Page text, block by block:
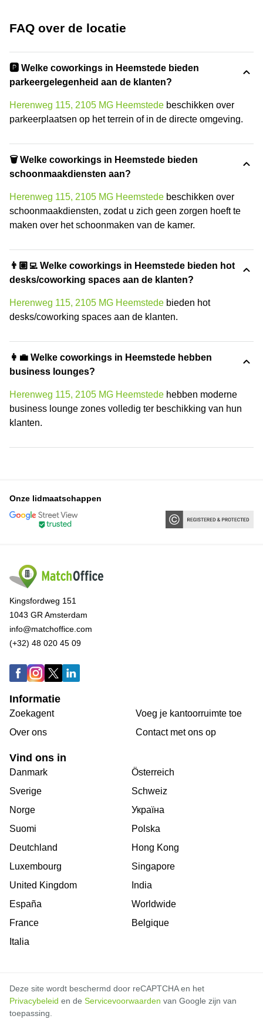
FAQ over de locatie
🅿️ Welke coworkings in Heemstede bieden
parkeergelegenheid aan de klanten?
Herenweg 115, 2105 MG Heemstede beschikken over
parkeerplaatsen op het terrein of in de directe omgeving.
🗑 Welke coworkings in Heemstede bieden
schoonmaakdiensten aan?
Herenweg 115, 2105 MG Heemstede beschikken over
schoonmaakdiensten, zodat u zich geen zorgen hoeft te
maken over het schoonmaken van de kamer.
👨🏽‍💻 Welke coworkings in Heemstede bieden hot
desks/coworking spaces aan de klanten?
Herenweg 115, 2105 MG Heemstede bieden hot
desks/coworking spaces aan de klanten.
👩‍💼 Welke coworkings in Heemstede hebben
business lounges?
Herenweg 115, 2105 MG Heemstede hebben moderne
business lounge zones volledig ter beschikking van hun
klanten.
Onze lidmaatschappen
Kingsfordweg 151
1043 GR Amsterdam
info@matchoffice.com
(+32) 48 020 45 09
Informatie
Zoekagent
Over ons
Voeg je kantoorruimte toe
Сontact met ons op
Vind ons in
Danmark
Sverige
Norge
Suomi
Deutchland
Luxembourg
United Kingdom
España
France
Italia
Österreich
Schweiz
Україна
Polska
Hong Kong
Singapore
India
Worldwide
Belgique
Deze site wordt beschermd door reCAPTCHA en het
Privacybeleid en de Servicevoorwaarden van Google zijn van
toepassing.